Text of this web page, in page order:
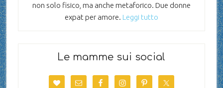
non solo fisico, ma anche metaforico. Due donne
expat per amore. Leggi tutto
Le mamme sui social